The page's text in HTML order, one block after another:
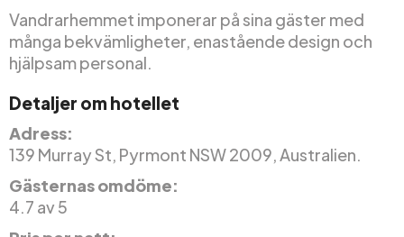
Vandrarhemmet imponerar på sina gäster med
många bekvämligheter, enastående design och
hjälpsam personal.
Detaljer om hotellet
Adress:
139 Murray St, Pyrmont NSW 2009, Australien.
Gästernas omdöme:
4.7 av 5